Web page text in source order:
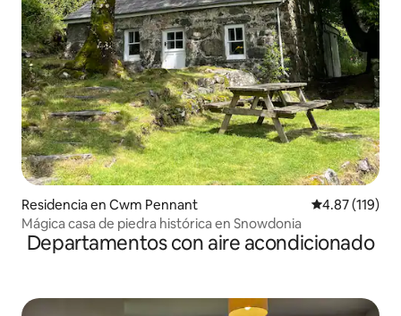
Residencia en Cwm Pennant Calificación
4.87 (119)
Mágica casa de piedra histórica en Snowdonia
Departamentos con aire acondicionado